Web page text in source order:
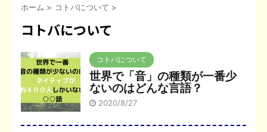
ホーム > コトバについて >
コトバについて
コトバについて
世界で「音」の種類が一番少
ないのはどんな言語？
2020/8/27